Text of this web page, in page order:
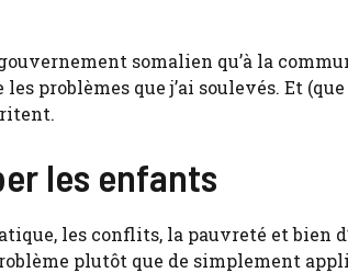
somalien qu’à la
problèmes que j’ai soulevés. Et
les enfants
les conflits, la pauvreté et bien
plutôt que de simplement